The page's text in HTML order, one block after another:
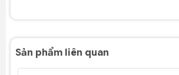
Sản phẩm liên quan